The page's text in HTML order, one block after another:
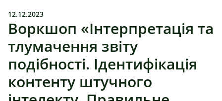
12.12.2023
Воркшоп «Інтерпретація та
тлумачення звіту
подібності. Ідентифікація
контенту штучного